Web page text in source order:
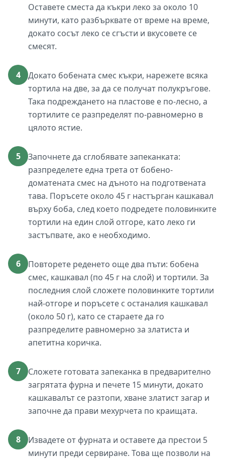
Оставете сместа да къкри леко за около 10
минути, като разбърквате от време на време,
докато сосът леко се сгъсти и вкусовете се
смесят.
4
Докато бобената смес къкри, нарежете всяка
тортила на две, за да се получат полукръгове.
Така подреждането на пластове е по-лесно, а
тортилите се разпределят по-равномерно в
цялото ястие.
5
Започнете да сглобявате запеканката:
разпределете една трета от бобено-
доматената смес на дъното на подготвената
тава. Поръсете около 45 г настърган кашкавал
върху боба, след което подредете половинките
тортили на един слой отгоре, като леко ги
застъпвате, ако е необходимо.
6
Повторете реденето още два пъти: бобена
смес, кашкавал (по 45 г на слой) и тортили. За
последния слой сложете половинките тортили
най-отгоре и поръсете с останалия кашкавал
(около 50 г), като се стараете да го
разпределите равномерно за златиста и
апетитна коричка.
7
Сложете готовата запеканка в предварително
загрятата фурна и печете 15 минути, докато
кашкавалът се разтопи, хване златист загар и
започне да прави мехурчета по краищата.
8
Извадете от фурната и оставете да престои 5
минути преди сервиране. Това ще позволи на